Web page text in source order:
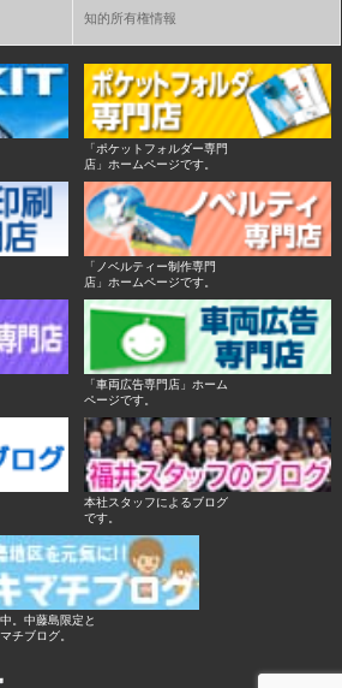
知的所有権情報
「ポケットフォルダー専門
店」ホームページです。
「ノベルティー制作専門
店」ホームページです。
「車両広告専門店」ホーム
ページです。
本社スタッフによるブログ
です。
。中藤島限定と
チブログ。